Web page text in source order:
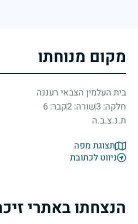
מקום מנוחתו
בית העלמין הצבאי רעננה
חלקה: 3
שורה: 2
קבר: 6
ת.נ.צ.ב.ה
תצוגת מפה
ניווט לכתובת
הנצחתו באתרי